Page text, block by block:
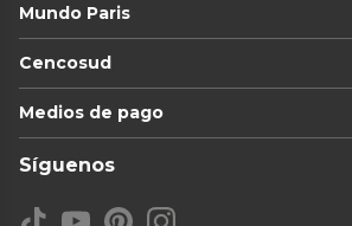
Mundo Paris
Cencosud
Medios de pago
Síguenos